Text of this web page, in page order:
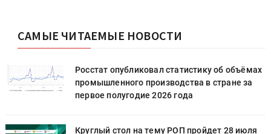
САМЫЕ ЧИТАЕМЫЕ НОВОСТИ
Росстат опубликовал статистику об объёмах
промышленного производства в стране за
первое полугодие 2026 года
Круглый стол на тему РОП пройдет 28 июля